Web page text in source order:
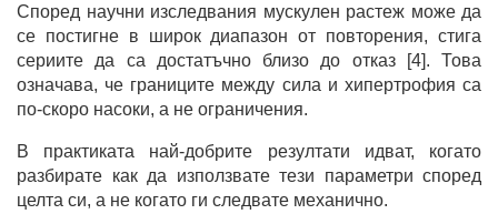
Според научни изследвания мускулен растеж може да
се постигне в широк диапазон от повторения, стига
сериите да са достатъчно близо до отказ [4]. Това
означава, че границите между сила и хипертрофия са
по-скоро насоки, а не ограничения.
В практиката най-добрите резултати идват, когато
разбирате как да използвате тези параметри според
целта си, а не когато ги следвате механично.